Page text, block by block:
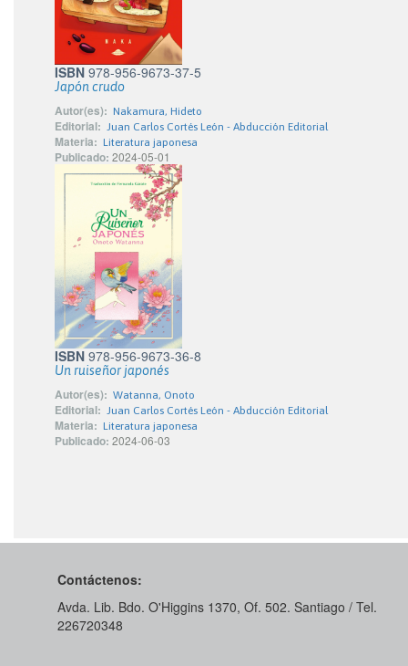
ISBN 978-956-9673-37-5
Japón crudo
Autor(es): Nakamura, Hideto
Editorial: Juan Carlos Cortés León - Abducción Editorial
Materia: Literatura japonesa
Publicado: 2024-05-01
ISBN 978-956-9673-36-8
Un ruiseñor japonés
Autor(es): Watanna, Onoto
Editorial: Juan Carlos Cortés León - Abducción Editorial
Materia: Literatura japonesa
Publicado: 2024-06-03
Contáctenos:
Avda. Lib. Bdo. O'Higgins 1370, Of. 502. Santiago / Tel.
226720348